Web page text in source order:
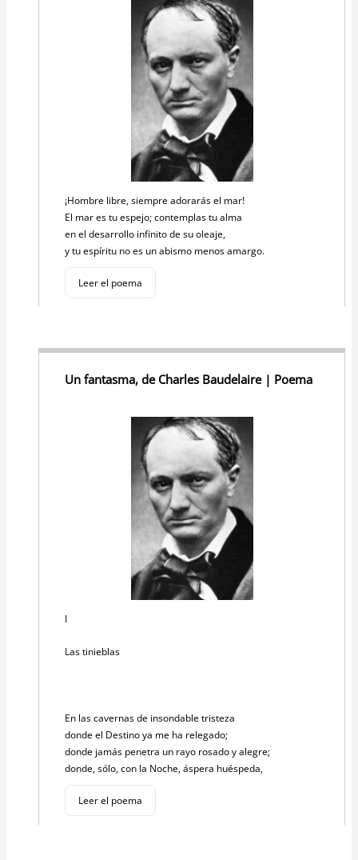
¡Hombre libre, siempre adorarás el mar!
El mar es tu espejo; contemplas tu alma
en el desarrollo infinito de su oleaje,
y tu espíritu no es un abismo menos amargo.
Leer el poema
Un fantasma, de Charles Baudelaire | Poema
I
Las tinieblas
En las cavernas de insondable tristeza
donde el Destino ya me ha relegado;
donde jamás penetra un rayo rosado y alegre;
donde, sólo, con la Noche, áspera huéspeda,
Leer el poema